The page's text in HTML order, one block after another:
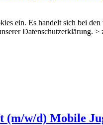
ein. Es handelt sich bei
(m/w/d) Mobile